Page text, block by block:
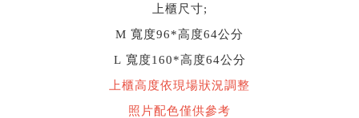
上櫃尺寸;
M 寬度96*高度64公分
L 寬度160*高度64公分
上櫃高度依現場狀況調整
照片配色僅供參考